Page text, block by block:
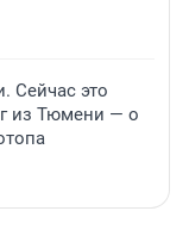
Сейчас это
из Тюмени — о